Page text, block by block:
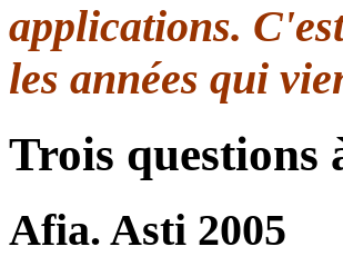
applications.
les années qui
Trois questions
Afia. Asti 2005